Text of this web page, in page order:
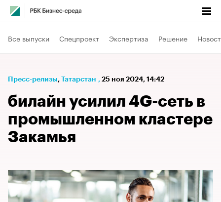
Все выпуски Спецпроект Экспертиза Решение
Пресс-релизы⁠, Татарстан , 25 ноя 2024, 14:42
билайн усилил 4G-сеть в
промышленном кластере
Закамья